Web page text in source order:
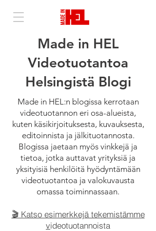
Made in HEL
Videotuotantoa
Helsingistä Blogi
Made in HEL:n blogissa kerrotaan
videotuotannon eri osa-alueista,
kuten käsikirjoituksesta, kuvauksesta,
editoinnista ja jälkituotannosta.
Blogissa jaetaan myös vinkkejä ja
tietoa, jotka auttavat yrityksiä ja
yksityisiä henkilöitä hyödyntämään
videotuotantoa ja valokuvausta
omassa toiminnassaan.
🎬 Katso esimerkkejä tekemistämme
videotuotannoista